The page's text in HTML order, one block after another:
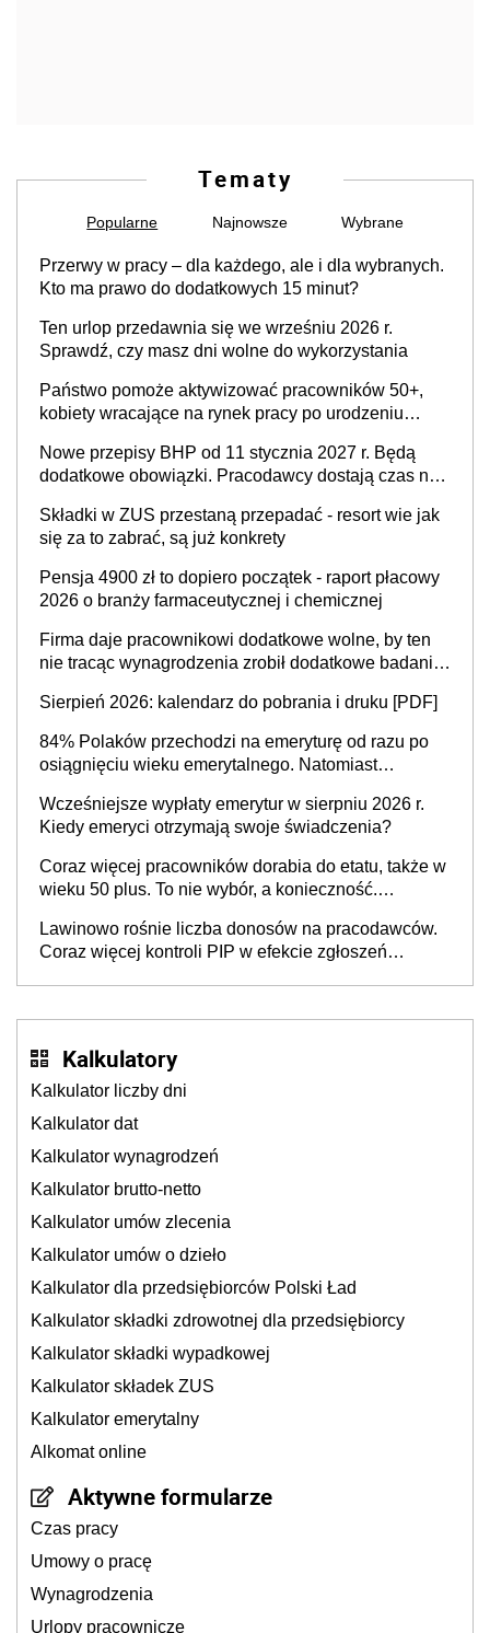
Tematy
Popularne Najnowsze Wybrane
Przerwy w pracy – dla każdego, ale i dla wybranych.
Kto ma prawo do dodatkowych 15 minut?
Ten urlop przedawnia się we wrześniu 2026 r.
Sprawdź, czy masz dni wolne do wykorzystania
Państwo pomoże aktywizować pracowników 50+,
kobiety wracające na rynek pracy po urodzeniu
neuroatypowe. Powstanie Fundusz na rzecz
Inkluzywności w Zatrudnianiu?
Nowe przepisy BHP od 11 stycznia 2027 r. Będą
dodatkowe obowiązki. Pracodawcy dostają czas na
Składki w ZUS przestaną przepadać - resort wie jak
się za to zabrać, są już konkrety
Pensja 4900 zł to dopiero początek - raport płacowy
2026 o branży farmaceutycznej i chemicznej
Firma daje pracownikowi dodatkowe wolne, by ten
nie tracąc wynagrodzenia zrobił dodatkowe badania.
Sierpień 2026: kalendarz do pobrania i druku [PDF]
84% Polaków przechodzi na emeryturę od razu po
osiągnięciu wieku emerytalnego. Natomiast
stanie? Pracownicy 45+ to siła napędowa
gospodarki
Wcześniejsze wypłaty emerytur w sierpniu 2026 r.
Kiedy emeryci otrzymają swoje świadczenia?
Coraz więcej pracowników dorabia do etatu, także w
wieku 50 plus. To nie wybór, a konieczność.
Lawinowo rośnie liczba donosów na pracodawców.
Coraz więcej kontroli PIP w efekcie zgłoszeń
Kalkulatory
Kalkulator liczby dni
Kalkulator dat
Kalkulator wynagrodzeń
Kalkulator brutto-netto
Kalkulator umów zlecenia
Kalkulator umów o dzieło
Kalkulator dla przedsiębiorców Polski Ład
Kalkulator składki zdrowotnej dla przedsiębiorcy
Kalkulator składki wypadkowej
Kalkulator składek ZUS
Kalkulator emerytalny
Alkomat online
Aktywne formularze
Czas pracy
Umowy o pracę
Wynagrodzenia
Urlopy pracownicze